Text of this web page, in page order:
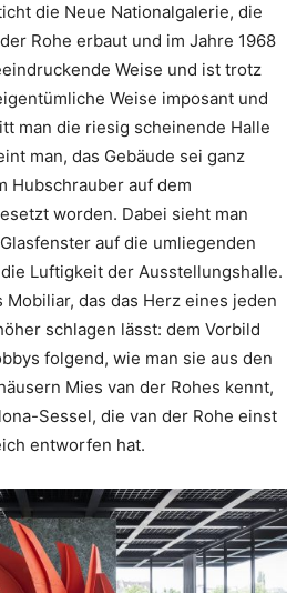
die Neue Nationalgalerie, die
Rohe erbaut und im Jahre 1968
Weise und ist trotz
Weise imposant und
man die riesig scheinende Halle
man, das Gebäude sei ganz
Hubschrauber auf dem
worden. Dabei sieht man
auf die umliegenden
Luftigkeit der Ausstellungshalle.
Mobiliar, das das Herz eines jeden
schlagen lässt: dem Vorbild
folgend, wie man sie aus den
Mies van der Rohes kennt,
Sessel, die van der Rohe einst
entworfen hat.